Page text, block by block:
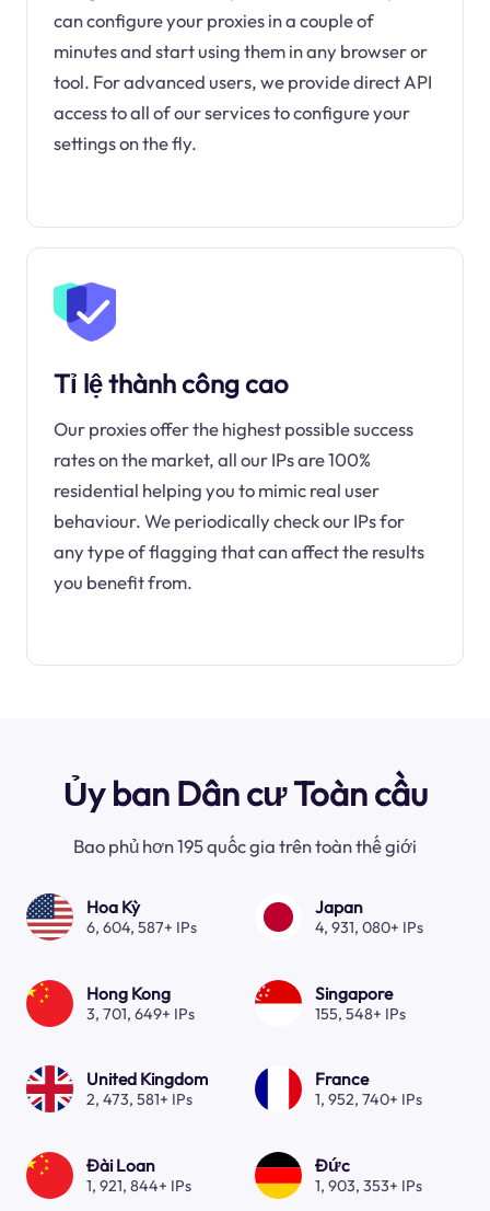
can configure your proxies in a couple of
minutes and start using them in any browser or
tool. For advanced users, we provide direct API
access to all of our services to configure your
settings on the fly.
Tỉ lệ thành công cao
Our proxies offer the highest possible success
rates on the market, all our IPs are 100%
residential helping you to mimic real user
behaviour. We periodically check our IPs for
any type of flagging that can affect the results
you benefit from.
Ủy ban Dân cư Toàn cầu
Bao phủ hơn 195 quốc gia trên toàn thế giới
Hoa Kỳ
6, 604, 587+ IPs
Japan
4, 931, 080+ IPs
Hong Kong
3, 701, 649+ IPs
Singapore
155, 548+ IPs
United Kingdom
2, 473, 581+ IPs
France
1, 952, 740+ IPs
Đài Loan
1, 921, 844+ IPs
Đức
1, 903, 353+ IPs